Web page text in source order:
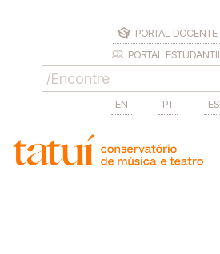
PORTAL DOCENTE
PORTAL ESTUDANTIL
EN PT ES